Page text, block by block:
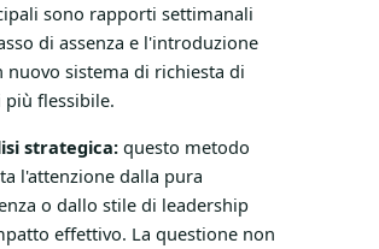
sono rapporti settimanali
di assenza e l'introduzione
nuovo sistema di richiesta di
flessibile.
strategica: questo metodo
l'attenzione dalla pura
o dallo stile di leadership
effettivo. La questione non